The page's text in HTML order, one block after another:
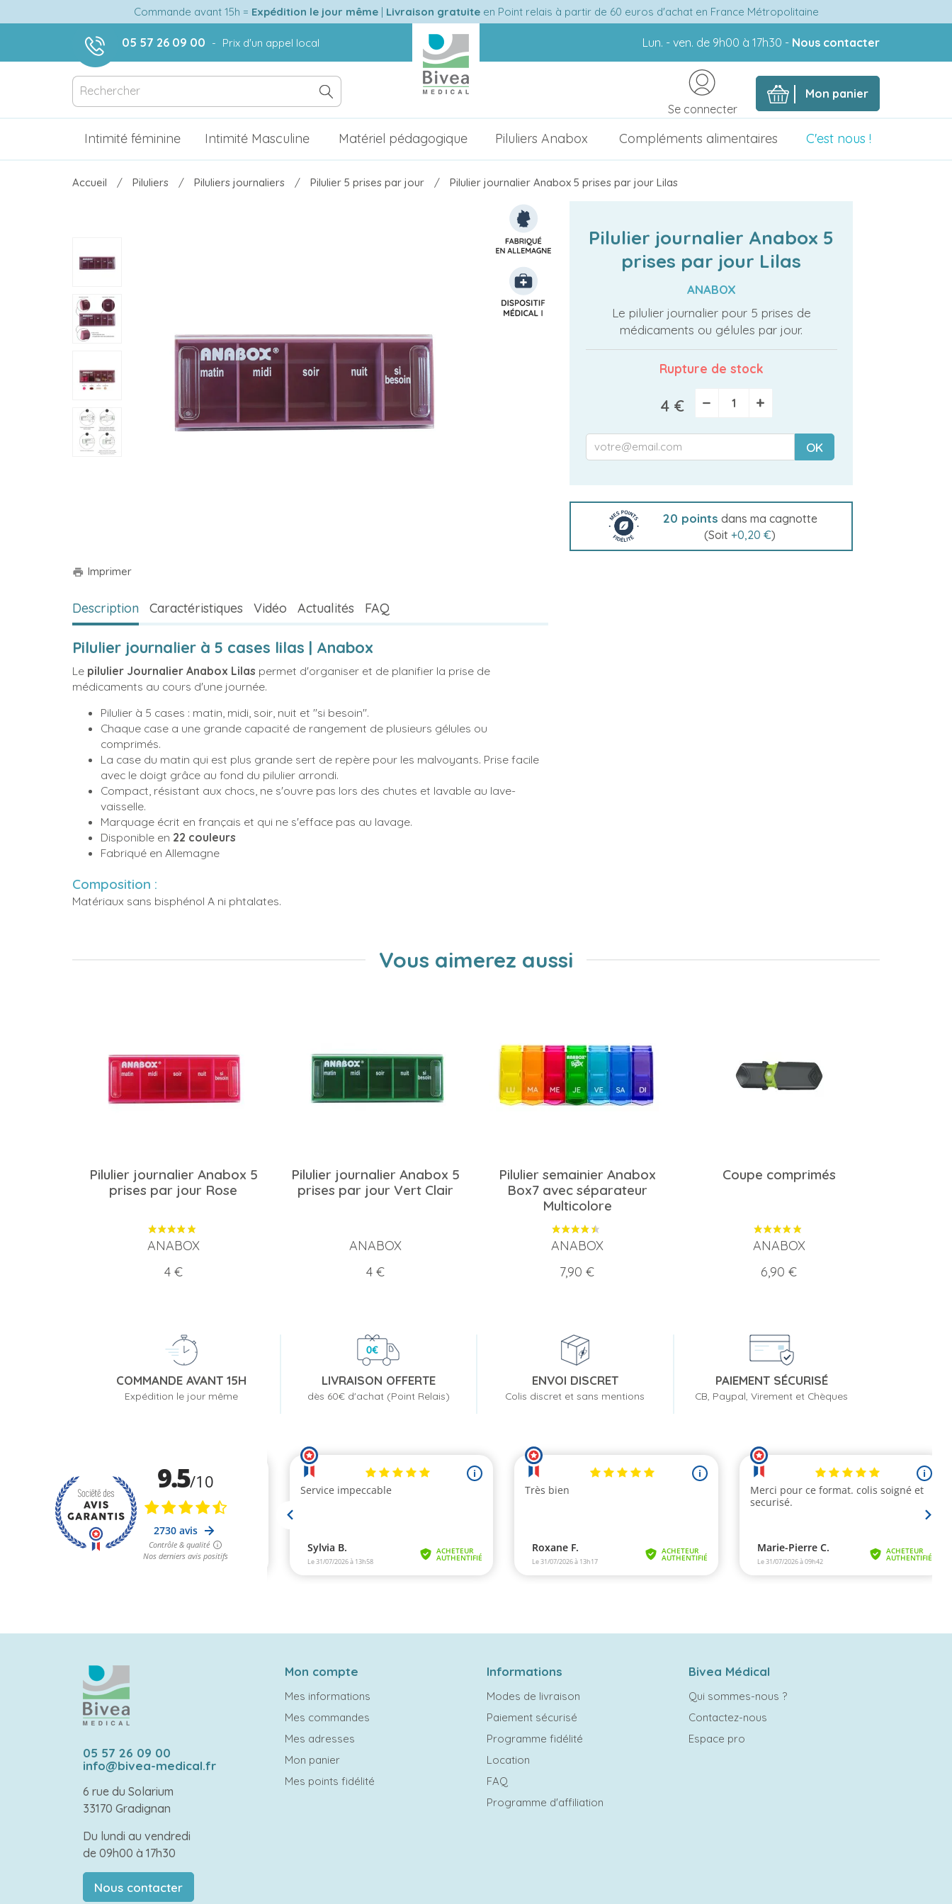
Commande avant 15h = Expédition le jour même| Livraison gratuiteen Point relais à partir de 60 euros d'achat en France Métropolitaine
05 57 26 09 00 - Prix d'un appel local Lun. - ven. de 9h00 à 17h30 - Nous contacter
Mon panier
Se connecter
Intimité féminine Intimité Masculine Matériel pédagogique Piluliers Anabox Compléments alimentaires C'est nous !
Accueil Piluliers Piluliers journaliers Pilulier 5 prises par jour Pilulier journalier Anabox 5 prises par jour Lilas
print Imprimer
Pilulier journalier Anabox 5
prises par jour Lilas
ANABOX
Le pilulier journalier pour 5 prises de
médicaments ou gélules par jour.
Rupture de stock
4 € − +
OK
20 points dans ma cagnotte
(Soit +0,20 €)
Description Caractéristiques Vidéo Actualités FAQ
Pilulier journalier à 5 cases lilas | Anabox
Le pilulier Journalier Anabox Lilas permet d'organiser et de planifier la prise de
médicaments au cours d'une journée.
Pilulier à 5 cases : matin, midi, soir, nuit et "si besoin".
Chaque case a une grande capacité de rangement de plusieurs gélules ou
comprimés.
La case du matin qui est plus grande sert de repère pour les malvoyants. Prise facile
avec le doigt grâce au fond du pilulier arrondi.
Compact, résistant aux chocs, ne s'ouvre pas lors des chutes et lavable au lave-
vaisselle.
Marquage écrit en français et qui ne s'efface pas au lavage.
Disponible en 22 couleurs
Fabriqué en Allemagne
Composition :
Matériaux sans bisphénol A ni phtalates.
Vous aimerez aussi
Pilulier journalier Anabox 5
prises par jour Rose
ANABOX
Prix
4 €
Pilulier journalier Anabox 5
prises par jour Vert Clair
ANABOX
Prix
4 €
Pilulier semainier Anabox
Box7 avec séparateur
Multicolore
ANABOX
Prix
7,90 €
Coupe comprimés
ANABOX
Prix
6,90 €
COMMANDE AVANT 15H
Expédition le jour même
LIVRAISON OFFERTE
dès 60€ d'achat (Point Relais)
ENVOI DISCRET
Colis discret et sans mentions
PAIEMENT SÉCURISÉ
CB, Paypal, Virement et Chèques
05 57 26 09 00
info@bivea-medical.fr
6 rue du Solarium
33170 Gradignan
Du lundi au vendredi
de 09h00 à 17h30
Nous contacter
Mon compte
Mes informations
Mes commandes
Mes adresses
Mon panier
Mes points fidélité
Informations
Modes de livraison
Paiement sécurisé
Programme fidélité
Location
FAQ
Programme d'affiliation
Bivea Médical
Qui sommes-nous ?
Contactez-nous
Espace pro